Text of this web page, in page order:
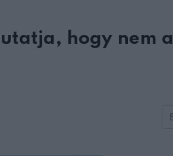
hogy nem a